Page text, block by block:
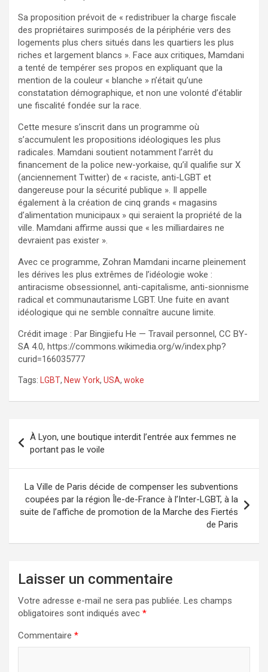
Sa proposition prévoit de « redistribuer la charge fiscale
des propriétaires surimposés de la périphérie vers des
logements plus chers situés dans les quartiers les plus
riches et largement blancs ». Face aux critiques, Mamdani
a tenté de tempérer ses propos en expliquant que la
mention de la couleur « blanche » n’était qu’une
constatation démographique, et non une volonté d’établir
une fiscalité fondée sur la race.
Cette mesure s’inscrit dans un programme où
s’accumulent les propositions idéologiques les plus
radicales. Mamdani soutient notamment l’arrêt du
financement de la police new-yorkaise, qu’il qualifie sur X
(anciennement Twitter) de « raciste, anti-LGBT et
dangereuse pour la sécurité publique ». Il appelle
également à la création de cinq grands « magasins
d’alimentation municipaux » qui seraient la propriété de la
ville. Mamdani affirme aussi que « les milliardaires ne
devraient pas exister ».
Avec ce programme, Zohran Mamdani incarne pleinement
les dérives les plus extrêmes de l’idéologie woke :
antiracisme obsessionnel, anti-capitalisme, anti-sionnisme
radical et communautarisme LGBT. Une fuite en avant
idéologique qui ne semble connaître aucune limite.
Crédit image : Par Bingjiefu He — Travail personnel, CC BY-
SA 4.0, https://commons.wikimedia.org/w/index.php?
curid=166035777
Tags: LGBT, New York, USA, woke
Navigation
de
l’article
À Lyon, une boutique interdit l’entrée aux femmes ne
portant pas le voile
La Ville de Paris décide de compenser les subventions
coupées par la région Île-de-France à l’Inter-LGBT, à la
suite de l’affiche de promotion de la Marche des Fiertés
de Paris
Laisser un commentaire
Votre adresse e-mail ne sera pas publiée. Les champs
obligatoires sont indiqués avec *
Commentaire *